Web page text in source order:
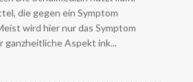
die gegen ein Symptom
wird hier nur das Symptom
Aspekt ink...